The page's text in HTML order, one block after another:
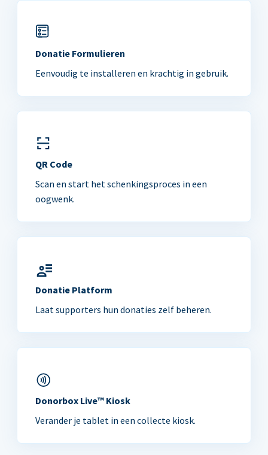
Donatie Formulieren
Eenvoudig te installeren en krachtig in gebruik.
QR Code
Scan en start het schenkingsproces in een
oogwenk.
Donatie Platform
Laat supporters hun donaties zelf beheren.
Donorbox Live™ Kiosk
Verander je tablet in een collecte kiosk.